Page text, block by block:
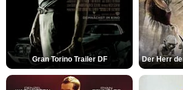
Gran Torino Trailer DF